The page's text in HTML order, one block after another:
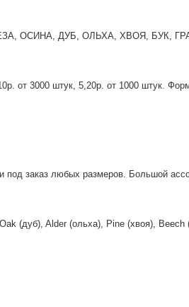
ОСИНА, ДУБ, ОЛЬХА, ХВОЯ, БУК,
от 3000 штук, 5,20р. от 1000 штук.
под заказ любых размеров. Большой
(дуб), Alder (ольха), Pine (хвоя), Beech